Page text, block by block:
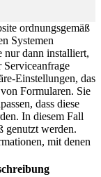
ordnungsgemäß
Systemen
nur dann installiert,
Einstellungen, das
Formularen. Sie
dass diese
In diesem Fall
genutzt werden.
mit denen